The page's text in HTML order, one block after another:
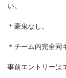
い。
＊豪鬼なし。
＊チーム内完全同
事前エントリーは